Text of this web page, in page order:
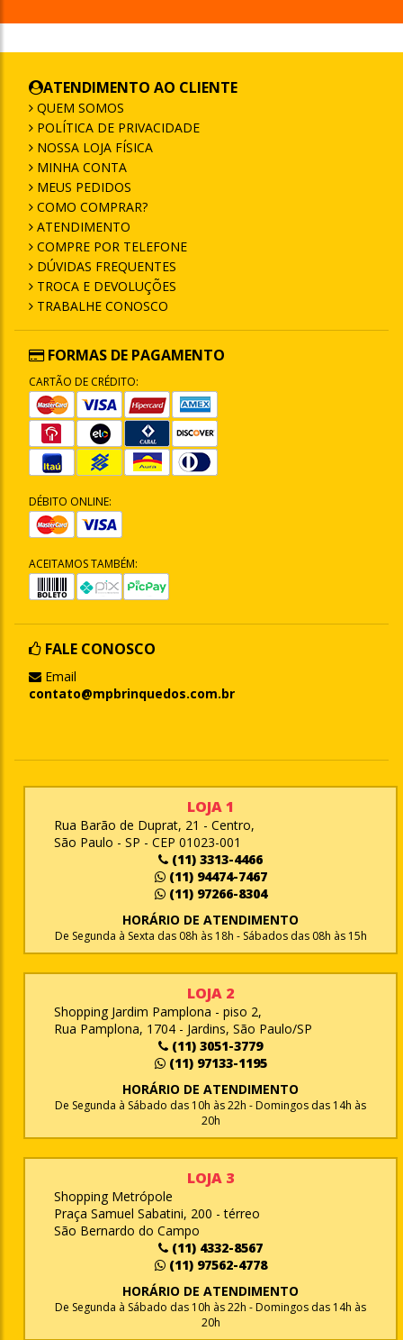
ATENDIMENTO AO CLIENTE
QUEM SOMOS
POLÍTICA DE PRIVACIDADE
NOSSA LOJA FÍSICA
MINHA CONTA
MEUS PEDIDOS
COMO COMPRAR?
ATENDIMENTO
COMPRE POR TELEFONE
DÚVIDAS FREQUENTES
TROCA E DEVOLUÇÕES
TRABALHE CONOSCO
FORMAS DE PAGAMENTO
CARTÃO DE CRÉDITO:
DÉBITO ONLINE:
ACEITAMOS TAMBÉM:
FALE CONOSCO
Email
contato@mpbrinquedos.com.br
LOJA 1
Rua Barão de Duprat, 21 - Centro,
São Paulo - SP - CEP 01023-001
(11) 3313-4466
(11) 94474-7467
(11) 97266-8304
HORÁRIO DE ATENDIMENTO
De Segunda à Sexta das 08h às 18h - Sábados das 08h às 15h
LOJA 2
Shopping Jardim Pamplona - piso 2,
Rua Pamplona, 1704 - Jardins, São Paulo/SP
(11) 3051-3779
(11) 97133-1195
HORÁRIO DE ATENDIMENTO
De Segunda à Sábado das 10h às 22h - Domingos das 14h às
20h
LOJA 3
Shopping Metrópole
Praça Samuel Sabatini, 200 - térreo
São Bernardo do Campo
(11) 4332-8567
(11) 97562-4778
HORÁRIO DE ATENDIMENTO
De Segunda à Sábado das 10h às 22h - Domingos das 14h às
20h